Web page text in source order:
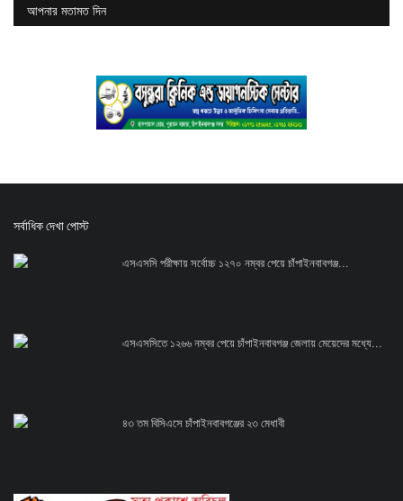
আপনার মতামত দিন
সর্বাধিক দেখা পোস্ট
এসএসসি পরীক্ষায় সর্বোচ্চ ১২৭০ নম্বর পেয়ে চাঁপাইনবাবগঞ্জ...
এসএসসিতে ১২৬৬ নম্বর পেয়ে চাঁপাইনবাবগঞ্জ জেলায় মেয়েদের মধ্যে...
৪৩ তম বিসিএসে চাঁপাইনবাবগঞ্জের ২৩ মেধাবী